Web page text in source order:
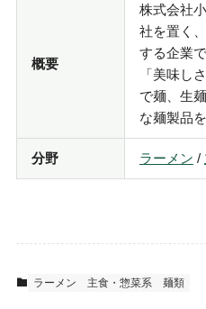
概要
株式会社
社を置く
する企業
「美味し
で麺、生
な麺製品
分野 ラーメン /
ラーメン 主食・惣菜系 麺類